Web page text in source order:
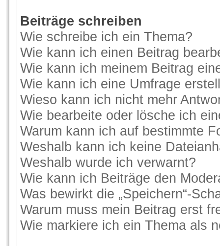
Beiträge schreiben
Wie schreibe ich ein Thema?
Wie kann ich einen Beitrag
Wie kann ich meinem Beitrag
Wie kann ich eine Umfrage
Wieso kann ich nicht mehr
Wie bearbeite oder lösche ich
Warum kann ich auf bestimmte
Weshalb kann ich keine
Weshalb wurde ich verwarnt?
Wie kann ich Beiträge den
Was bewirkt die „Speichern“-
Warum muss mein Beitrag erst
Wie markiere ich ein Thema als